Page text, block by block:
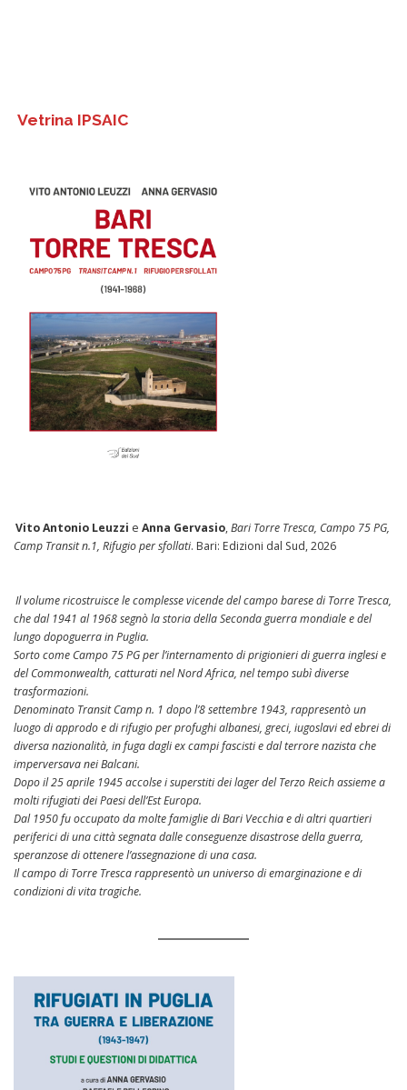
Vetrina IPSAIC
Vito Antonio Leuzzi eAnna Gervasio,Bari Torre Tresca, Campo 75 PG,
Camp Transit n.1, Rifugio per sfollati. Bari: Edizioni dal Sud, 2026
Il volume ricostruisce le complesse vicende del campo barese di Torre Tresca,
che dal 1941 al 1968 segnò la storia della Seconda guerra mondiale e del
lungo dopoguerra in Puglia.
Sorto come Campo 75 PG per l’internamento di prigionieri di guerra inglesi e
del Commonwealth, catturati nel Nord Africa, nel tempo subì diverse
trasformazioni.
Denominato Transit Camp n. 1 dopo l’8 settembre 1943, rappresentò un
luogo di approdo e di rifugio per profughi albanesi, greci, iugoslavi ed ebrei di
diversa nazionalità, in fuga dagli ex campi fascisti e dal terrore nazista che
imperversava nei Balcani.
Dopo il 25 aprile 1945 accolse i superstiti dei lager del Terzo Reich assieme a
molti rifugiati dei Paesi dell’Est Europa.
Dal 1950 fu occupato da molte famiglie di Bari Vecchia e di altri quartieri
periferici di una città segnata dalle conseguenze disastrose della guerra,
speranzose di ottenere l’assegnazione di una casa.
Il campo di Torre Tresca rappresentò un universo di emarginazione e di
condizioni di vita tragiche.